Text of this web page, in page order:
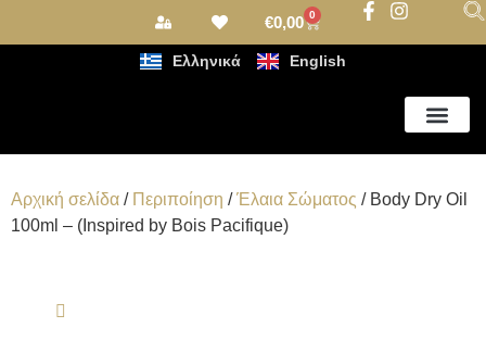
€0,00 0
Ελληνικά English
Αρχική σελίδα / Περιποίηση /Έλαια Σώματος / Body Dry Oil
100ml – (Inspired by Bois Pacifique)